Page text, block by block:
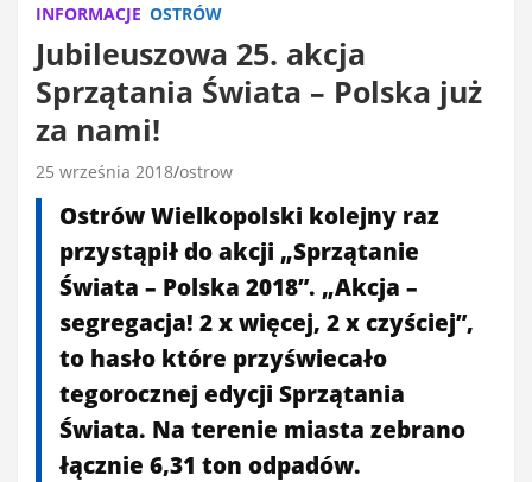
INFORMACJE OSTRÓW
Jubileuszowa 25. akcja
Sprzątania Świata – Polska już
za nami!
25 września 2018 ostrow
Ostrów Wielkopolski kolejny raz
przystąpił do akcji „Sprzątanie
Świata – Polska 2018”. „Akcja –
segregacja! 2 x więcej, 2 x czyściej”,
to hasło które przyświecało
tegorocznej edycji Sprzątania
Świata. Na terenie miasta zebrano
łącznie 6,31 ton odpadów.